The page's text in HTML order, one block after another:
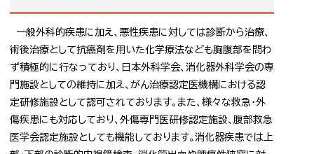
一般外科的疾患に加え、悪性疾患に対しては診断から治療、
術後治療として抗癌剤を用いた化学療法なども胸腹部を問わ
ず積極的に行なっており、日本外科学会、消化器外科学会の専
門施設としての維持に加え、がん治療認定医機構における認
定研修施設として認可されております。また、様々な救急・外
傷疾患にも対応しており、外傷専門医研修認定施設、腹部救急
医学会認定施設としても機能しております。消化器疾患では上